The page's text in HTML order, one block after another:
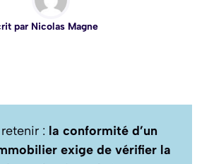
par Nicolas Magne
: la conformité d’un
exige de vérifier la